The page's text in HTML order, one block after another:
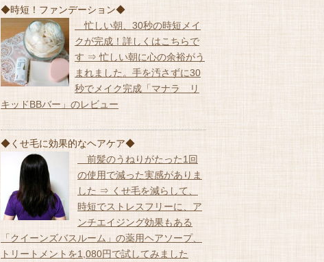
◆時短！ファンデーション◆
忙しい朝、30秒の時短メイ
クが完成！詳しくはこちらで
す ⇒ 忙しい朝に心の余裕がう
まれました。手を汚さずに30
秒でメイク完成「マナラ リ
キッドBBバー」のレビュー
◆くせ毛に効果的なヘアケア◆
前髪のうねりがたった1回
の使用で減った実感がありま
した ⇒ くせ毛を減らして、
時短でストレスフリーに、ア
ンチエイジング効果もある
「クイーンズバスルーム」の薬用ヘアソープ、
トリートメントを1,080円で試してみました